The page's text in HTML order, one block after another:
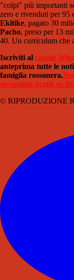
"colpi" più importanti
zero e rivenduti per 95
Ekitike, pagato 30
Pacho, preso per 13
40. Un curriculum che
Iscriviti al canale
anteprima tutte le
famiglia rossonera.
streaming gratis su
© RIPRODUZIONE